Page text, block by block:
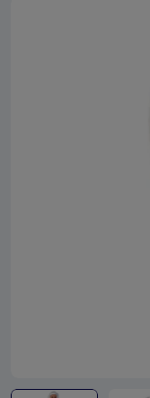
Ouvrir le média 0 en